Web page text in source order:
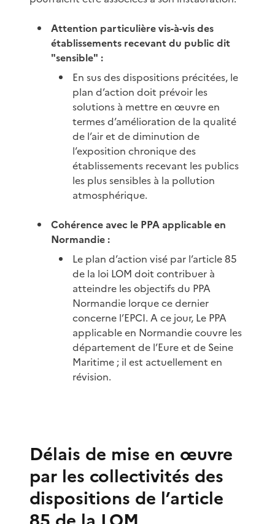
Attention particulière vis-à-vis des
établissements recevant du public dit
"sensible" :
En sus des dispositions précitées, le
plan d’action doit prévoir les
solutions à mettre en œuvre en
termes d’amélioration de la qualité
de l’air et de diminution de
l’exposition chronique des
établissements recevant les publics
les plus sensibles à la pollution
atmosphérique.
Cohérence avec le PPA applicable en
Normandie :
Le plan d’action visé par l’article 85
de la loi LOM doit contribuer à
atteindre les objectifs du PPA
Normandie lorque ce dernier
concerne l’EPCI. A ce jour, Le PPA
applicable en Normandie couvre les
département de l’Eure et de Seine
Maritime ; il est actuellement en
révision.
Délais de mise en œuvre
par les collectivités des
dispositions de l’article